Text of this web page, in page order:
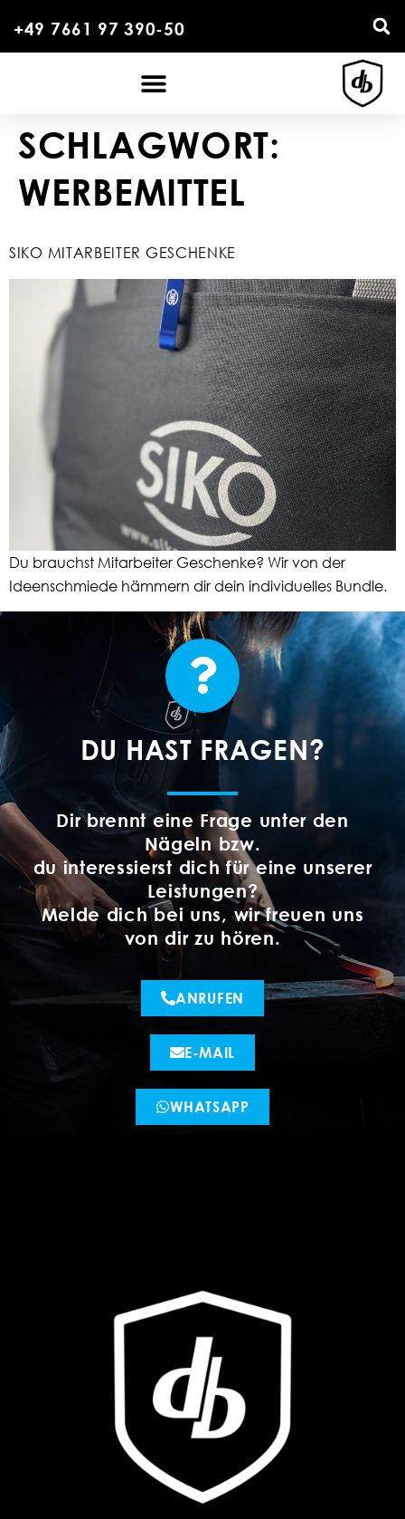
+49 7661 97 390-50
SCHLAGWORT:
WERBEMITTEL
SIKO MITARBEITER GESCHENKE
Du brauchst Mitarbeiter Geschenke? Wir von der
Ideenschmiede hämmern dir dein individuelles Bundle.
DU HAST FRAGEN?
Dir brennt eine Frage unter den
Nägeln bzw.
du interessierst dich für eine unserer
Leistungen?
Melde dich bei uns, wir freuen uns
von dir zu hören.
ANRUFEN
E-MAIL
WHATSAPP